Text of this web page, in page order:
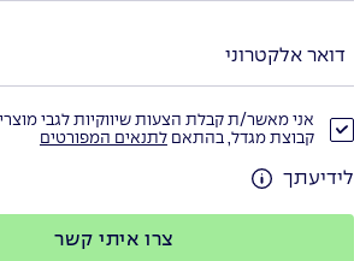
אני מאשר/ת קבלת הצעות שיווקיות לגבי
קבוצת מגדל, בהתאםלתנאים המפורטים
לידיעתך
צרו איתי קשר